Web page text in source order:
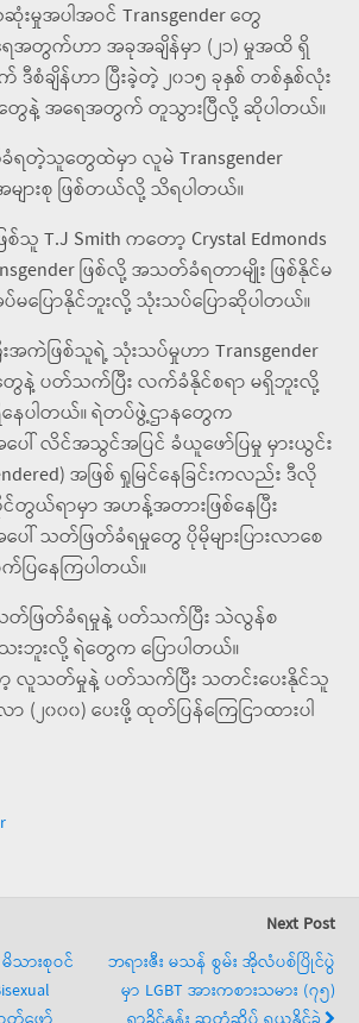
းမှုအပါအဝင် Transgender တွေ
တွက်ဟာ အခုအချိန်မှာ (၂၁) မှုအထိ ရှိ
ဒီစံချိန်ဟာ ပြီးခဲ့တဲ့ ၂၀၁၅ ခုနှစ် တစ်နှစ်လုံး
တွေနဲ့ အရေအတွက် တူသွားပြီလို့ ဆိုပါတယ်။
တဲ့သူတွေထဲမှာ လူမဲ Transgender
ျားစု ဖြစ်တယ်လို့ သိရပါတယ်။
သူ T.J Smith ကတော့ Crystal Edmonds
ဖြစ်လို့ အသတ်ခံရတာမျိုး ဖြစ်နိုင်မ
ပြောနိုင်ဘူးလို့ သုံးသပ်ပြောဆိုပါတယ်။
အကဲဖြစ်သူရဲ့ သုံးသပ်မှုဟာ Transgender
နဲ့ ပတ်သက်ပြီး လက်ခံနိုင်စရာ မရှိဘူးလို့
ေပါတယ်။ ရဲတပ်ဖွဲ့ဌာနတွေက
ပေါ် လိင်အသွင်အပြင် ခံယူဖော်ပြမှု မှားယွင်း
အဖြစ် ရှုမြင်နေခြင်းကလည်း ဒီလို
ယ်ရာမှာ အဟန့်အတားဖြစ်နေပြီး
ေါ် သတ်ဖြတ်ခံရမှုတွေ ပိုမိုများပြားလာစေ
ြနေကြပါတယ်။
သတ်ဖြတ်ခံရမှုနဲ့ ပတ်သက်ပြီး သဲလွန်စ
းဘူးလို့ ရဲတွေက ပြောပါတယ်။
လူသတ်မှုနဲ့ ပတ်သက်ပြီး သတင်းပေးနိုင်သူ
(၂၀၀၀) ပေးဖို့ ထုတ်ပြန်ကြေငြာထားပါ
သားစုဝင်
Next Post
ဘရားဇီး မသန် စွမ်း အိုလံပစ်ပြိုင်ပွဲ
မှာ LGBT အားကစားသမား (၇၅)